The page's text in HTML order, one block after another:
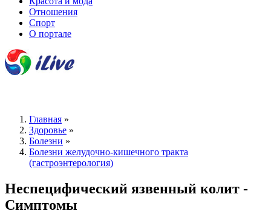
Отношения
Спорт
О портале
Главная »
Здоровье »
Болезни »
Болезни желудочно-кишечного тракта
(гастроэнтерология)
Неспецифический язвенный колит -
Симптомы